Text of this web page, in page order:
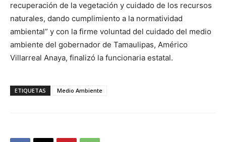
recuperación de la vegetación y cuidado de los recursos
naturales, dando cumplimiento a la normatividad
ambiental” y con la firme voluntad del cuidado del medio
ambiente del gobernador de Tamaulipas, Américo
Villarreal Anaya, finalizó la funcionaria estatal.
ETIQUETAS Medio Ambiente